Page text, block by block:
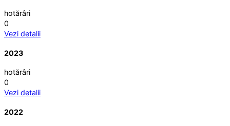
hotărâri
0
Vezi detalii
2023
hotărâri
0
Vezi detalii
2022